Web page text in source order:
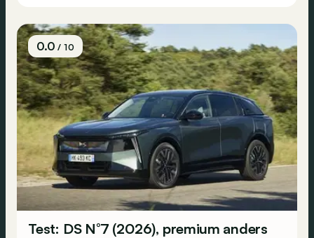
0.0/ 10
Test: DS N°7 (2026), premium anders